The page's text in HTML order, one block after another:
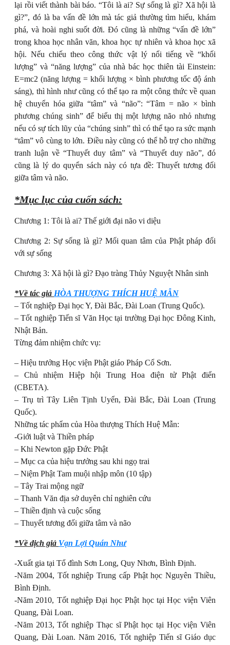
lại rồi viết thành bài báo. “Tôi là ai? Sự sống là gì? Xã hội là
gì?”, đó là ba vấn đề lớn mà tác giả thường tìm hiểu, khám
phá, và hoài nghi suốt đời. Đó cũng là những “vấn đề lớn”
trong khoa học nhân văn, khoa học tự nhiên và khoa học xã
hội. Nếu chiếu theo công thức vật lý nổi tiếng về “khối
lượng” và “năng lượng” của nhà bác học thiên tài Einstein:
E=mc2 (năng lượng = khối lượng × bình phương tốc độ ánh
sáng), thì hình như cũng có thể tạo ra một công thức về quan
hệ chuyển hóa giữa “tâm” và “não”: “Tâm = não × bình
phương chúng sinh” để biểu thị một lượng não nhỏ nhưng
nếu có sự tích lũy của “chúng sinh” thì có thể tạo ra sức mạnh
“tâm” vô cùng to lớn. Điều này cũng có thể hỗ trợ cho những
tranh luận về “Thuyết duy tâm” và “Thuyết duy não”, đó
cũng là lý do quyển sách này có tựa đề: Thuyết tương đối
giữa tâm và não.
*Mục lục của cuốn sách:
Chương 1: Tôi là ai? Thế giới đại não vi diệu
Chương 2: Sự sống là gì? Mối quan tâm của Phật pháp đối
với sự sống
Chương 3: Xã hội là gì? Đạo tràng Thủy Nguyệt Nhân sinh
*Về tác giả HÒA THƯỢNG THÍCH HUỆ MẪN
– Tốt nghiệp Đại học Y, Đài Bắc, Đài Loan (Trung Quốc).
– Tốt nghiệp Tiến sĩ Văn Học tại trường Đại học Đông Kinh,
Nhật Bản.
Từng đảm nhiệm chức vụ:
– Hiệu trưởng Học viện Phật giáo Pháp Cổ Sơn.
– Chủ nhiệm Hiệp hội Trung Hoa điện tử Phật điển
(CBETA).
– Trụ trì Tây Liên Tịnh Uyển, Đài Bắc, Đài Loan (Trung
Quốc).
Những tác phẩm của Hòa thượng Thích Huệ Mẫn:
-Giới luật và Thiền pháp
– Khi Newton gặp Đức Phật
– Mục ca của hiệu trưởng sau khi ngọ trai
– Niệm Phật Tam muội nhập môn (10 tập)
– Tây Trai mộng ngữ
– Thanh Văn địa sở duyên chỉ nghiên cứu
– Thiền định và cuộc sống
– Thuyết tương đối giữa tâm và não
*Về dịch giả Vạn Lợi Quán Như
-Xuất gia tại Tổ đình Sơn Long, Quy Nhơn, Bình Định.
-Năm 2004, Tốt nghiệp Trung cấp Phật học Nguyên Thiều,
Bình Định.
-Năm 2010, Tốt nghiệp Đại học Phật học tại Học viện Viên
Quang, Đài Loan.
-Năm 2013, Tốt nghiệp Thạc sĩ Phật học tại Học viện Viên
Quang, Đài Loan. Năm 2016, Tốt nghiệp Tiến sĩ Giáo dục